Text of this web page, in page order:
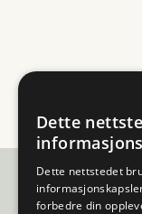
Dette
Dette nettstedet
forbedre din